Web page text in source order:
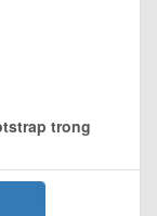
trong